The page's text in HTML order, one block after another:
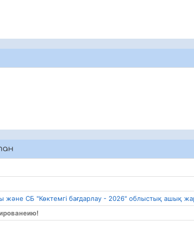
СБ "Көктемгі бағдарлау - 2026" облыстық ашық